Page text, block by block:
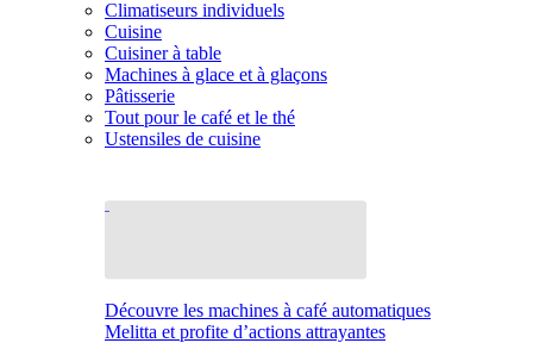
Climatiseurs individuels
Cuisine
Cuisiner à table
Machines à glace et à glaçons
Pâtisserie
Tout pour le café et le thé
Ustensiles de cuisine
Découvre les machines à café automatiques
Melitta et profite d’actions attrayantes